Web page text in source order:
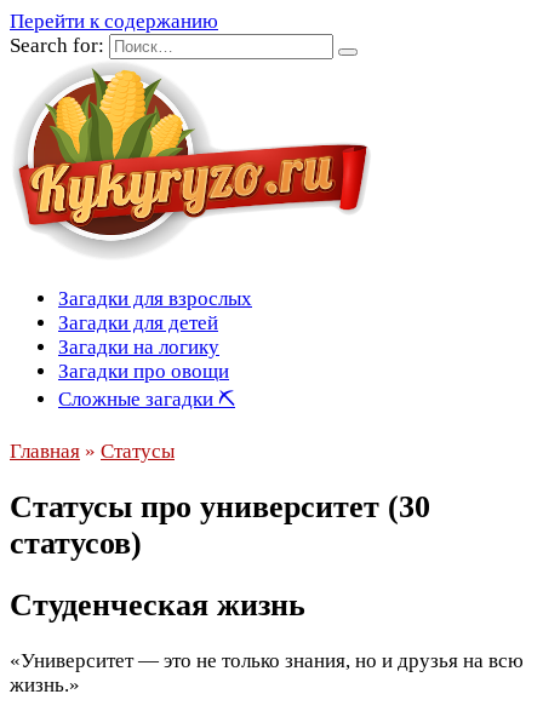
Перейти к содержанию
Search for:
Загадки для взрослых
Загадки для детей
Загадки на логику
Загадки про овощи
Сложные загадки ⛏
Главная » Статусы
Статусы про университет (30
статусов)
Студенческая жизнь
«Университет — это не только знания, но и друзья на всю
жизнь.»